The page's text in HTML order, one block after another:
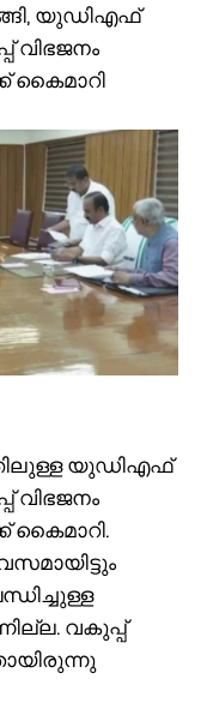
യുഡിഎഫ്
വിഭജനം
കൈമാറി
യുഡിഎഫ്
വിഭജനം
കൈമാറി.
വകുപ്പ്